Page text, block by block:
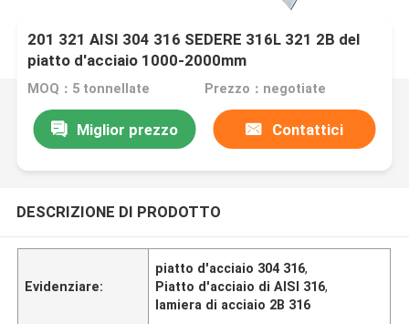
201 321 AISI 304 316 SEDERE 316L 321 2B del
piatto d'acciaio 1000-2000mm
MOQ：5 tonnellate Prezzo：negotiate
Miglior prezzo Contattici
DESCRIZIONE DI PRODOTTO
Evidenziare:
piatto d'acciaio 304 316,
Piatto d'acciaio di AISI 316,
lamiera di acciaio 2B 316